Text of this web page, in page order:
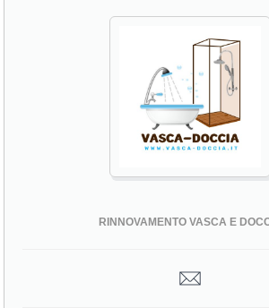
RINNOVAMENTO VASCA E